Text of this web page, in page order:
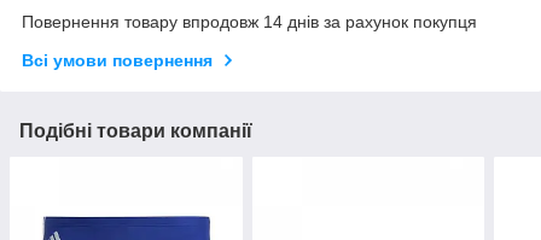
Повернення товару впродовж 14 днів за рахунок покупця
Всі умови повернення
Подібні товари компанії